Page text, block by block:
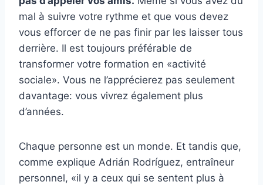
mal à suivre votre rythme et que vous devez
vous efforcer de ne pas finir par les laisser tous
derrière. Il est toujours préférable de
transformer votre formation en «activité
sociale». Vous ne l’apprécierez pas seulement
davantage: vous vivrez également plus
d’années.
Chaque personne est un monde. Et tandis que,
comme explique Adrián Rodríguez, entraîneur
personnel, «il y a ceux qui se sentent plus à